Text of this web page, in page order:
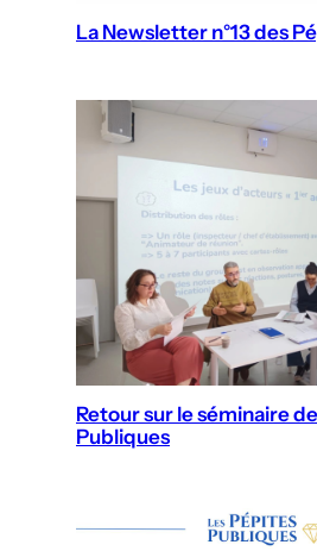
La Newsletter n°13 des
Retour sur le séminaire
Publiques